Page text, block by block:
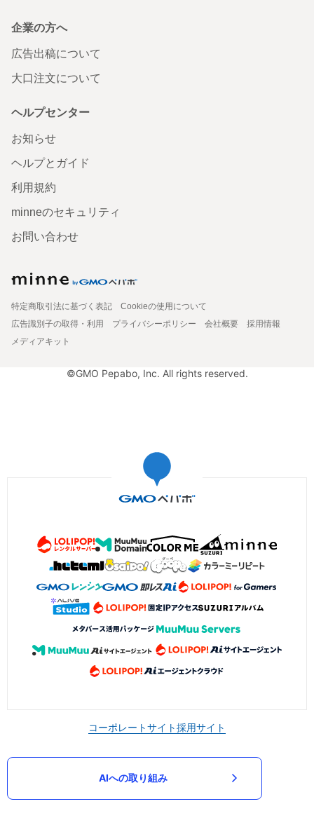
企業の方へ
広告出稿について
大口注文について
ヘルプセンター
お知らせ
ヘルプとガイド
利用規約
minneのセキュリティ
お問い合わせ
特定商取引法に基づく表記
Cookieの使用について
広告識別子の取得・利用
プライバシーポリシー 会社概要
採用情報
メディアキット
©GMO Pepabo, Inc. All rights reserved.
コーポレートサイト採用サイト
AIへの取り組み